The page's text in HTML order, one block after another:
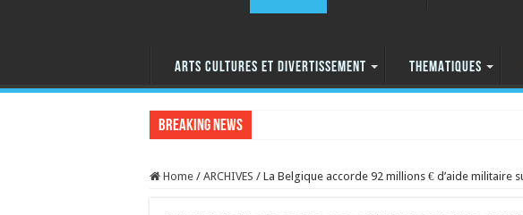
ARTS CULTURES ET DIVERTISSEMENT THEMATIQUES
Breaking News
Home / ARCHIVES / La Belgique accorde 92 millions € d’aide militaire